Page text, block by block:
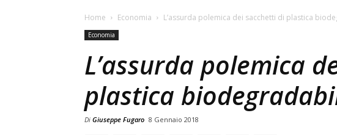
Home Economia L’assurda polemica dei sacchetti di plastica
Economia
L’assurda polemica
plastica
Di Giuseppe Fugaro 8 Gennaio 2018